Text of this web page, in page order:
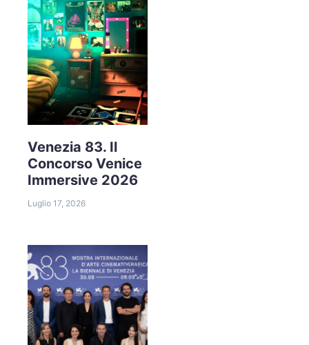
Venezia 83. Il
Concorso Venice
Immersive 2026
Luglio 17, 2026